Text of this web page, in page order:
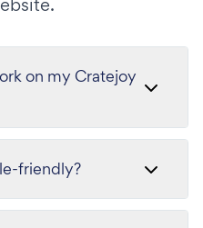
on my Cratejoy
friendly?